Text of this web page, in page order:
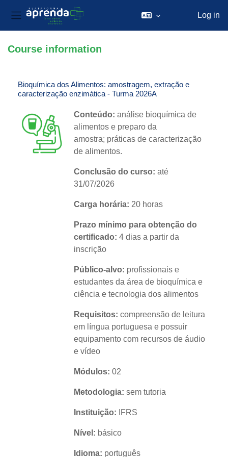
Side panel
Log in
Course information
Bioquímica dos Alimentos: amostragem, extração e
caracterização enzimática - Turma 2026A
Conteúdo: análise bioquímica de
alimentos e preparo da
amostra; práticas de caracterização
de alimentos.
Conclusão do curso: até
31/07/2026
Carga horária: 20 horas
Prazo mínimo para obtenção do
certificado: 4 dias a partir da
inscrição
Público-alvo: profissionais e
estudantes da área de bioquímica e
ciência e tecnologia dos alimentos
Requisitos: compreensão de leitura
em língua portuguesa e possuir
equipamento com recursos de áudio
e vídeo
Módulos: 02
Metodologia: sem tutoria
Instituição: IFRS
Nível: básico
Idioma: português